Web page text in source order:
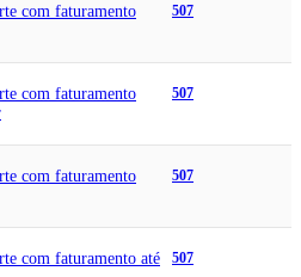
com faturamento
507
com faturamento
507
com faturamento
507
com faturamento até
507